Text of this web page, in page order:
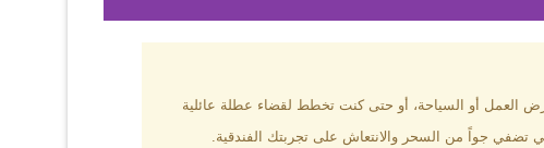
العمل أو السياحة، أو حتى كنت تخطط لقضاء عطلة عائلية
تضفي جواً من السحر والانتعاش على تجربتك الفندقية.